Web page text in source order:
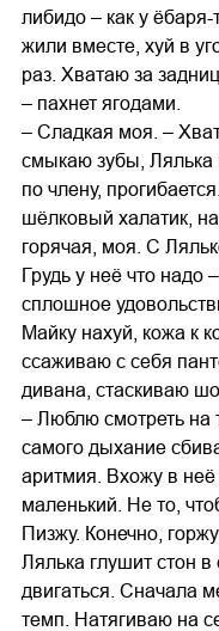
либидо – как у
жили вместе, хуй в
раз. Хватаю за
– пахнет ягодами.
– Сладкая моя. –
смыкаю зубы, Лялька
по члену,
шёлковый халатик,
горячая, моя. С
Грудь у неё что надо
сплошное
Майку нахуй, кожа к
ссаживаю с себя
дивана, стаскиваю
– Люблю смотреть на
самого дыхание
аритмия. Вхожу в неё
маленький. Не то,
Пизжу. Конечно,
Лялька глушит стон
двигаться. Сначала
темп. Натягиваю на